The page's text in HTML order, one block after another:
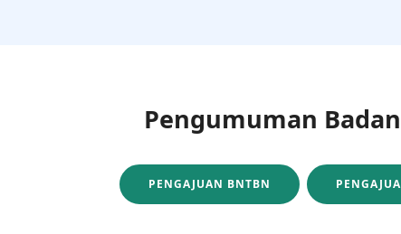
Pengumuman
PENGAJUAN BNTBN